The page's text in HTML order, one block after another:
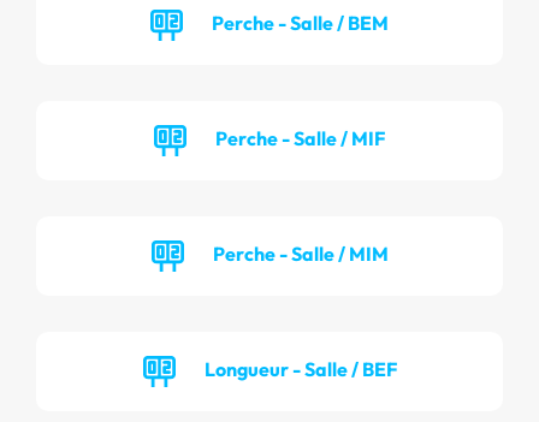
Perche - Salle / BEM
Perche - Salle / MIF
Perche - Salle / MIM
Longueur - Salle / BEF